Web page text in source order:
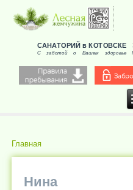
САНАТОРИЙ в КОТОВСКЕ
С заботой о Вашем здоровье
Вы здесь
Главная
Нина